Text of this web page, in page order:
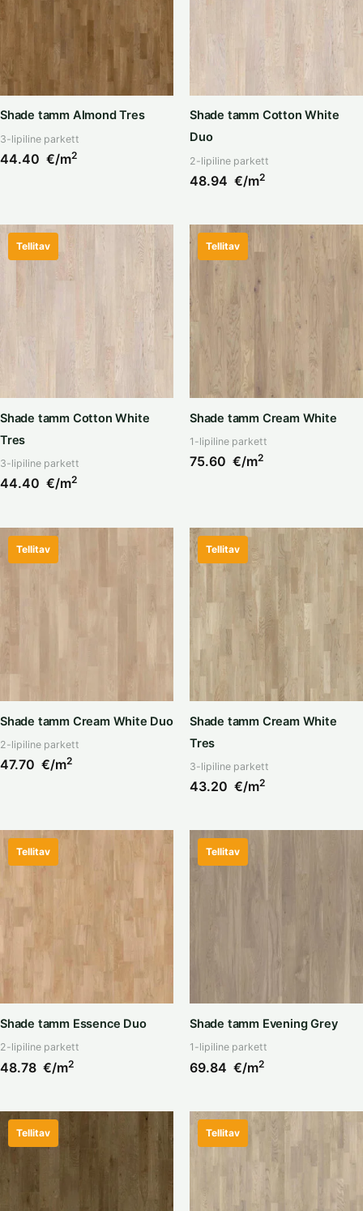
Shade tamm Almond Tres
3-lipiline parkett
44.40 €/m2
Shade tamm Cotton White
Duo
2-lipiline parkett
48.94 €/m2
Tellitav
Shade tamm Cotton White
Tres
3-lipiline parkett
44.40 €/m2
Tellitav
Shade tamm Cream White
1-lipiline parkett
75.60 €/m2
Tellitav
Shade tamm Cream White Duo
2-lipiline parkett
47.70 €/m2
Tellitav
Shade tamm Cream White
Tres
3-lipiline parkett
43.20 €/m2
Tellitav
Shade tamm Essence Duo
2-lipiline parkett
48.78 €/m2
Tellitav
Shade tamm Evening Grey
1-lipiline parkett
69.84 €/m2
Tellitav Tellitav